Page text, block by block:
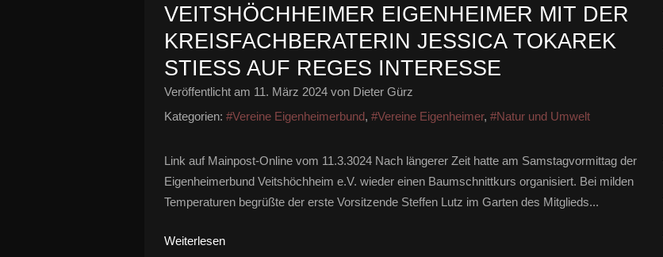
VEITSHÖCHHEIMER EIGENHEIMER MIT DER
KREISFACHBERATERIN JESSICA TOKAREK
STIESS AUF REGES INTERESSE
Veröffentlicht am 11. März 2024 von Dieter Gürz
Kategorien: #Vereine Eigenheimerbund, #Vereine Eigenheimer, #Natur und Umwelt
Link auf Mainpost-Online vom 11.3.3024 Nach längerer Zeit hatte am Samstagvormittag der
Eigenheimerbund Veitshöchheim e.V. wieder einen Baumschnittkurs organisiert. Bei milden
Temperaturen begrüßte der erste Vorsitzende Steffen Lutz im Garten des Mitglieds...
Weiterlesen